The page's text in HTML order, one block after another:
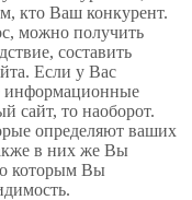
кто Ваш конкурент.
можно получить
составить
Если у Вас
информационные
сайт, то наоборот.
определяют ваших
в них же Вы
которым Вы